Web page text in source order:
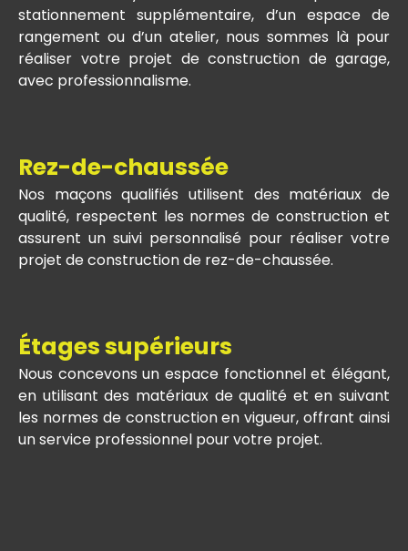
stationnement supplémentaire, d’un espace de
rangement ou d’un atelier, nous sommes là pour
réaliser votre projet de construction de garage,
avec professionnalisme.
Rez-de-chaussée
Nos maçons qualifiés utilisent des matériaux de
qualité, respectent les normes de construction et
assurent un suivi personnalisé pour réaliser votre
projet de construction de rez-de-chaussée.
Étages supérieurs
Nous concevons un espace fonctionnel et élégant,
en utilisant des matériaux de qualité et en suivant
les normes de construction en vigueur, offrant ainsi
un service professionnel pour votre projet.